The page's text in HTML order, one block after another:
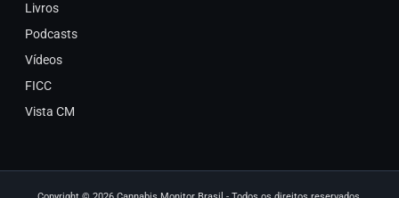
Livros
Podcasts
Vídeos
FICC
Vista CM